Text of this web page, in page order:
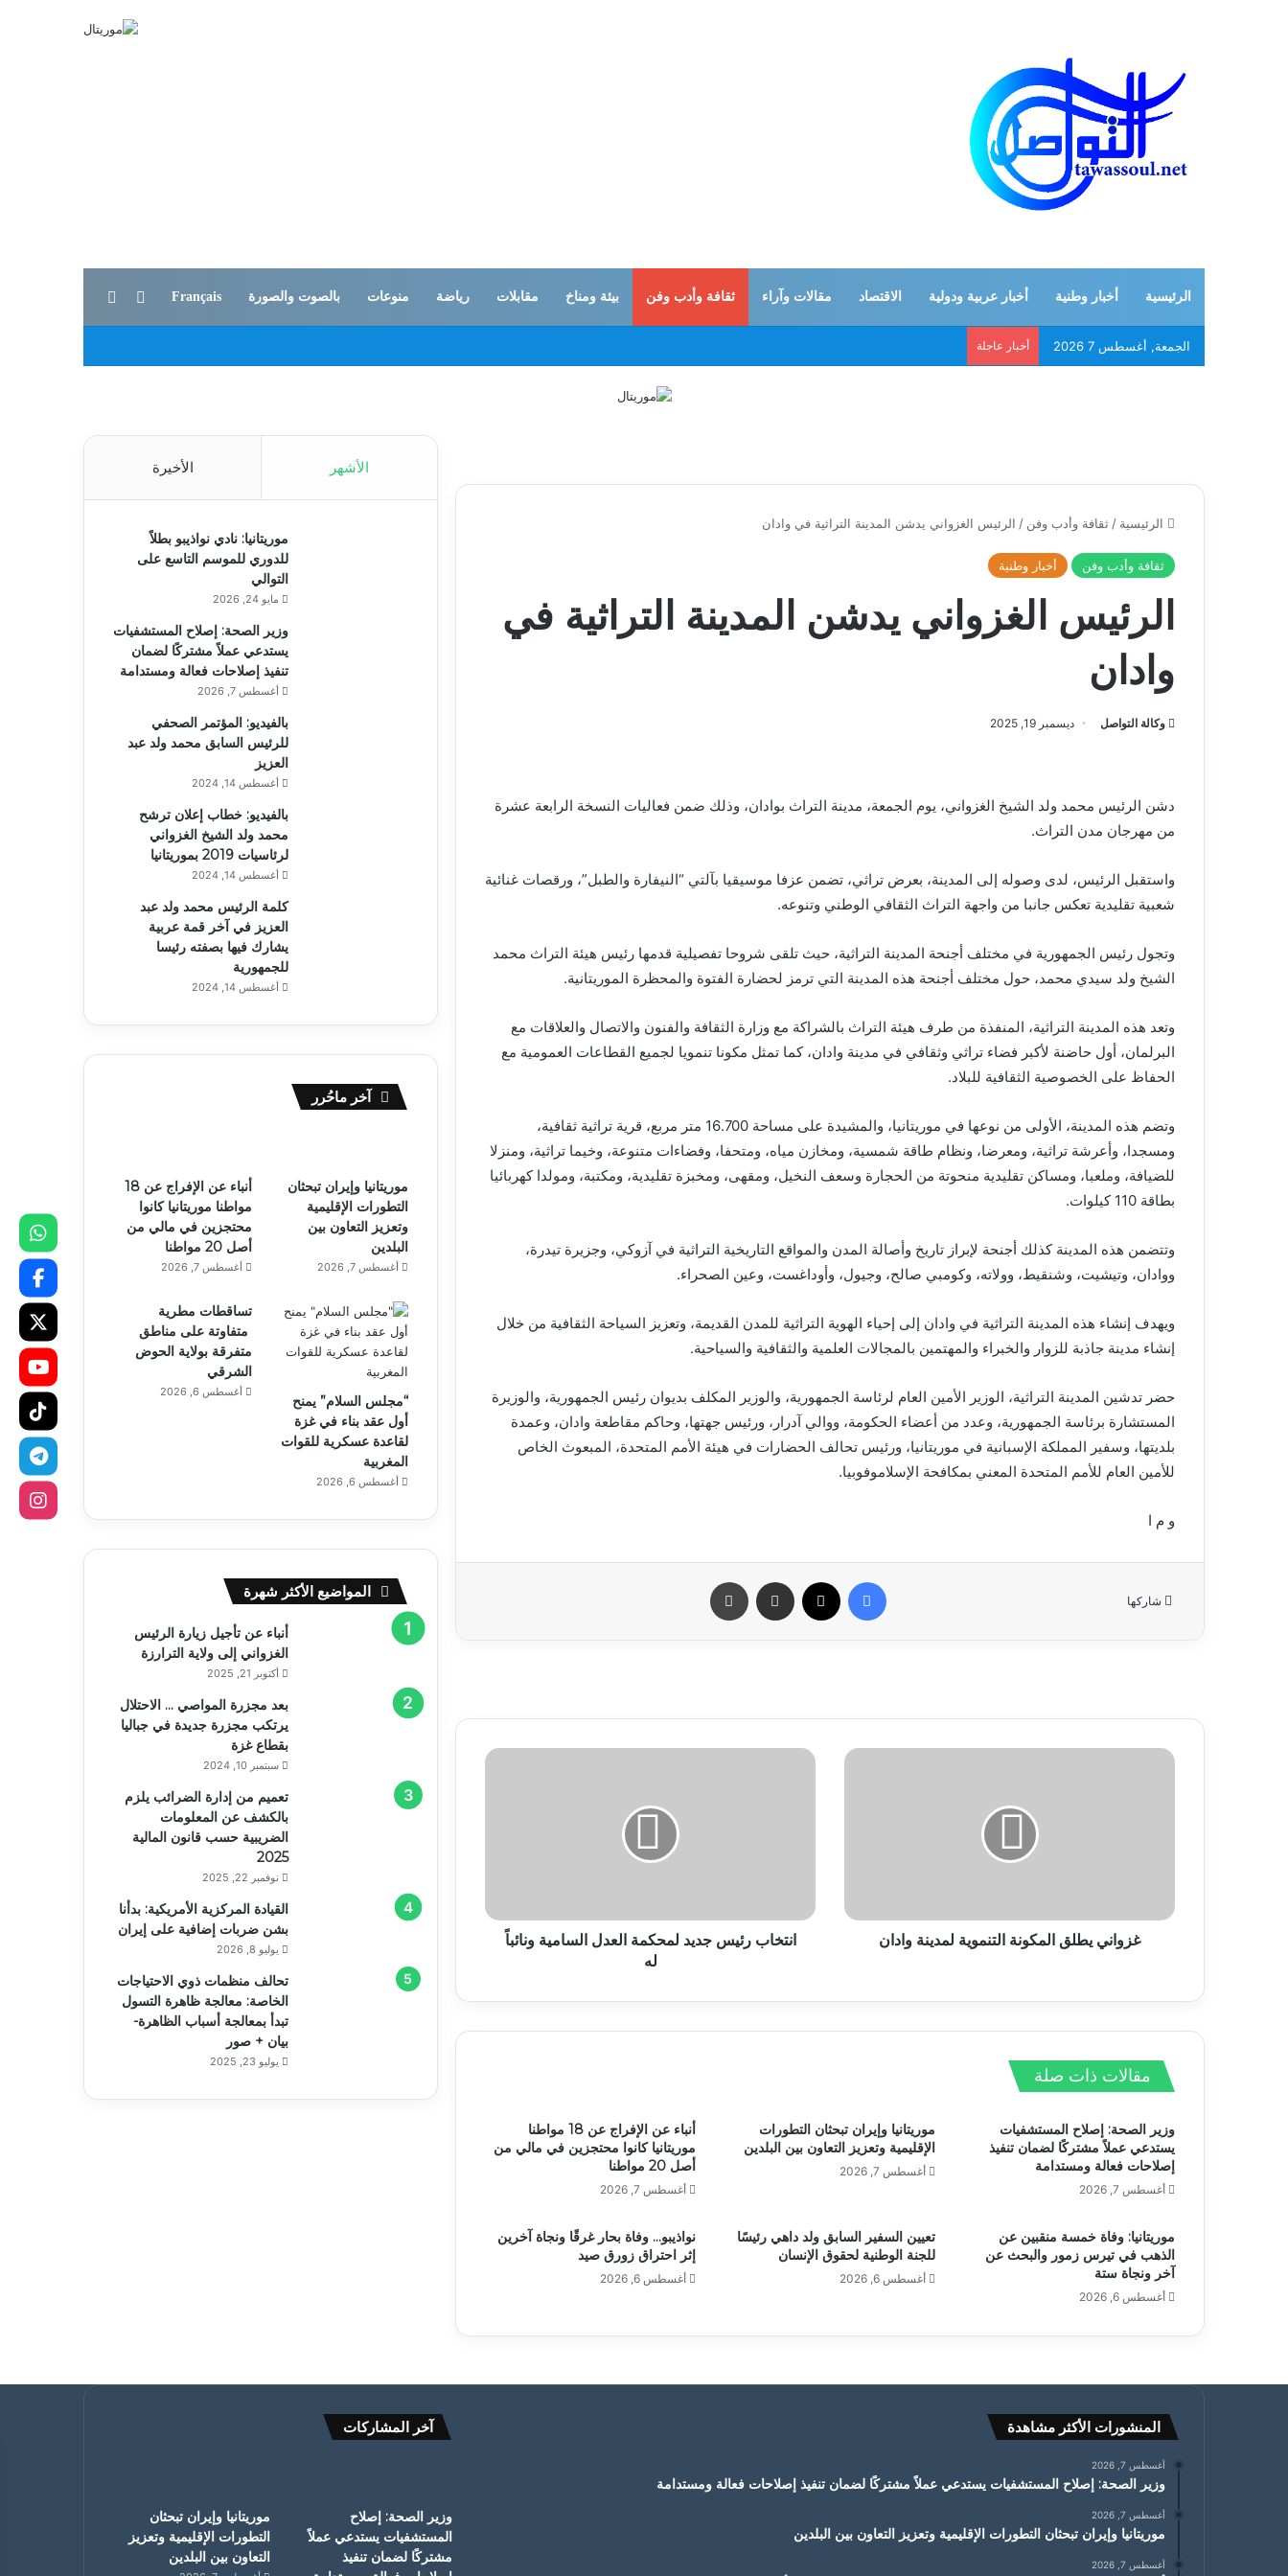
الرئيسية أخبار وطنية أخبار عربية ودولية الاقتصاد مقالات وآراء ثقافة وأدب وفن بيئة ومناخ مقابلات رياضة منوعات بالصوت والصورة Français الوضع المظلم
الجمعة, أغسطس 7 2026 أخبار عاجلة
الرئيسية / ثقافة وأدب وفن / الرئيس الغزواني يدشن المدينة التراثية في وادان
ثقافة وأدب وفن أخبار وطنية
الرئيس الغزواني يدشن المدينة التراثية في
وادان
وكالة التواصل ديسمبر 19, 2025
دشن الرئيس محمد ولد الشيخ الغزواني، يوم الجمعة، مدينة التراث بوادان، وذلك ضمن فعاليات النسخة الرابعة عشرة
من مهرجان مدن التراث.
واستقبل الرئيس، لدى وصوله إلى المدينة، بعرض تراثي، تضمن عزفا موسيقيا بآلتي “النيفارة والطبل”، ورقصات غنائية
شعبية تقليدية تعكس جانبا من واجهة التراث الثقافي الوطني وتنوعه.
وتجول رئيس الجمهورية في مختلف أجنحة المدينة التراثية، حيث تلقى شروحا تفصيلية قدمها رئيس هيئة التراث محمد
الشيخ ولد سيدي محمد، حول مختلف أجنحة هذه المدينة التي ترمز لحضارة الفتوة والمحظرة الموريتانية.
وتعد هذه المدينة التراثية، المنفذة من طرف هيئة التراث بالشراكة مع وزارة الثقافة والفنون والاتصال والعلاقات مع
البرلمان، أول حاضنة لأكبر فضاء تراثي وثقافي في مدينة وادان، كما تمثل مكونا تنمويا لجميع القطاعات العمومية مع
الحفاظ على الخصوصية الثقافية للبلاد.
وتضم هذه المدينة، الأولى من نوعها في موريتانيا، والمشيدة على مساحة 16.700 متر مربع، قرية تراثية ثقافية،
ومسجدا، وأعرشة تراثية، ومعرضا، ونظام طاقة شمسية، ومخازن مياه، ومتحفا، وفضاءات متنوعة، وخيما تراثية، ومنزلا
للضيافة، وملعبا، ومساكن تقليدية منحوتة من الحجارة وسعف النخيل، ومقهى، ومخبزة تقليدية، ومكتبة، ومولدا كهربائيا
بطاقة 110 كيلوات.
وتتضمن هذه المدينة كذلك أجنحة لإبراز تاريخ وأصالة المدن والمواقع التاريخية التراثية في آزوكي، وجزيرة تيدرة،
ووادان، وتيشيت، وشنقيط، وولاته، وكومبي صالح، وجيول، وأوداغست، وعين الصحراء.
ويهدف إنشاء هذه المدينة التراثية في وادان إلى إحياء الهوية التراثية للمدن القديمة، وتعزيز السياحة الثقافية من خلال
إنشاء مدينة جاذبة للزوار والخبراء والمهتمين بالمجالات العلمية والثقافية والسياحية.
حضر تدشين المدينة التراثية، الوزير الأمين العام لرئاسة الجمهورية، والوزير المكلف بديوان رئيس الجمهورية، والوزيرة
المستشارة برئاسة الجمهورية، وعدد من أعضاء الحكومة، ووالي آدرار، ورئيس جهتها، وحاكم مقاطعة وادان، وعمدة
بلديتها، وسفير المملكة الإسبانية في موريتانيا، ورئيس تحالف الحضارات في هيئة الأمم المتحدة، المبعوث الخاص
للأمين العام للأمم المتحدة المعني بمكافحة الإسلاموفوبيا.
و م ا
شاركها
فيسبوك مشاركة عبر البريد
غزواني يطلق المكونة التنموية لمدينة وادان
انتخاب رئيس جديد لمحكمة العدل السامية ونائباً
له
مقالات ذات صلة
وزير الصحة: إصلاح المستشفيات
يستدعي عملاً مشتركًا لضمان تنفيذ
إصلاحات فعالة ومستدامة
أغسطس 7, 2026
موريتانيا وإيران تبحثان التطورات
الإقليمية وتعزيز التعاون بين البلدين
أغسطس 7, 2026
أنباء عن الإفراج عن 18 مواطنا
موريتانيا كانوا محتجزين في مالي من
أصل 20 مواطنا
أغسطس 7, 2026
موريتانيا: وفاة خمسة منقبين عن
الذهب في تيرس زمور والبحث عن
آخر ونجاة ستة
أغسطس 6, 2026
تعيين السفير السابق ولد داهي رئيسًا
للجنة الوطنية لحقوق الإنسان
أغسطس 6, 2026
نواذيبو… وفاة بحار غرقًا ونجاة آخرين
إثر احتراق زورق صيد
أغسطس 6, 2026
الأشهر الأخيرة
موريتانيا: نادي نواذيبو بطلاً
للدوري للموسم التاسع على
التوالي
مايو 24, 2026
وزير الصحة: إصلاح المستشفيات
يستدعي عملاً مشتركًا لضمان
تنفيذ إصلاحات فعالة ومستدامة
أغسطس 7, 2026
بالفيديو: المؤتمر الصحفي
للرئيس السابق محمد ولد عبد
العزيز
أغسطس 14, 2024
بالفيديو: خطاب إعلان ترشح
محمد ولد الشيخ الغزواني
لرئاسيات 2019 بموريتانيا
أغسطس 14, 2024
كلمة الرئيس محمد ولد عبد
العزيز في آخر قمة عربية
يشارك فيها بصفته رئيسا
للجمهورية
أغسطس 14, 2024
آخر ماحُرر
موريتانيا وإيران تبحثان
التطورات الإقليمية
وتعزيز التعاون بين
البلدين
أغسطس 7, 2026
أنباء عن الإفراج عن 18
مواطنا موريتانيا كانوا
محتجزين في مالي من
أصل 20 مواطنا
أغسطس 7, 2026
“مجلس السلام” يمنح
أول عقد بناء في غزة
لقاعدة عسكرية للقوات
المغربية
أغسطس 6, 2026
تساقطات مطرية
متفاوتة على مناطق
متفرقة بولاية الحوض
الشرقي
أغسطس 6, 2026
المواضيع الأكثر شهرة
أنباء عن تأجيل زيارة الرئيس
الغزواني إلى ولاية الترارزة
أكتوبر 21, 2025
بعد مجزرة المواصي … الاحتلال
يرتكب مجزرة جديدة في جباليا
بقطاع غزة
سبتمبر 10, 2024
تعميم من إدارة الضرائب يلزم
بالكشف عن المعلومات
الضريبية حسب قانون المالية
2025
نوفمبر 22, 2025
القيادة المركزية الأمريكية: بدأنا
بشن ضربات إضافية على إيران
يوليو 8, 2026
تحالف منظمات ذوي الاحتياجات
الخاصة: معالجة ظاهرة التسول
تبدأ بمعالجة أسباب الظاهرة-
بيان + صور
يوليو 23, 2025
المنشورات الأكثر مشاهدة
أغسطس 7, 2026
وزير الصحة: إصلاح المستشفيات يستدعي عملاً مشتركًا لضمان تنفيذ إصلاحات فعالة ومستدامة
أغسطس 7, 2026
موريتانيا وإيران تبحثان التطورات الإقليمية وتعزيز التعاون بين البلدين
أغسطس 7, 2026
آخر المشاركات
وزير الصحة: إصلاح
المستشفيات يستدعي عملاً
مشتركًا لضمان تنفيذ
موريتانيا وإيران تبحثان
التطورات الإقليمية وتعزيز
التعاون بين البلدين